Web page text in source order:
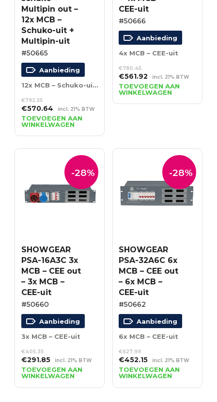
Multipin out –
12x MCB –
Schuko-uit +
Multipin-uit
#50665
Aanbieding
12x MCB – Schuko-uit + Multipin-uit
€792.55
Oorspronkelijke
prijs
was:
€792.55.
€570.64Huidige
prijs
is:
€570.64.
incl. 21% BTW
TOEVOEGEN AAN
WINKELWAGEN
CEE-uit
#50666
Aanbieding
4x MCB – CEE-uit
€780.45
Oorspronkelijke
prijs
was:
€780.45.
€561.92 Huidige
prijs
is:
€561.92.
incl. 21% BTW
TOEVOEGEN AAN
WINKELWAGEN
-28%
SHOWGEAR
PSA-16A3C 3x
MCB – CEE out
– 3x MCB –
CEE-uit
#50660
Aanbieding
3x MCB – CEE-uit
€405.35
Oorspronkelijke
prijs
was:
€405.35.
€291.85Huidige
prijs
is:
€291.85.
incl. 21% BTW
TOEVOEGEN AAN
WINKELWAGEN
-28%
SHOWGEAR
PSA-32A6C 6x
MCB – CEE out
– 6x MCB –
CEE-uit
#50662
Aanbieding
6x MCB – CEE-uit
€627.99
Oorspronkelijke
prijs
was:
€627.99.
€452.15Huidige
prijs
is:
€452.15.
incl. 21% BTW
TOEVOEGEN AAN
WINKELWAGEN